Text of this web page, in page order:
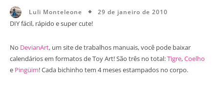
Luli Monteleone 29 de janeiro de 2010
DIY fácil, rápido e super cute!
No DevianArt, um site de trabalhos manuais, você pode baixar
calendários em formatos de Toy Art! São três no total:Tigre,Coelho
e Pingüim! Cada bichinho tem 4 meses estampados no corpo.